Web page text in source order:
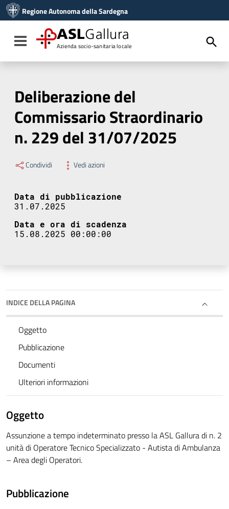
Vai al menu di navigazione
Vai al footer
Regione Autonoma della Sardegna
Toggle navigation
ASLGallura
Azienda socio-sanitaria locale
Deliberazione del
Commissario Straordinario
n. 229 del 31/07/2025
Condividi Vedi azioni
Data di pubblicazione
31.07.2025
Data e ora di scadenza
15.08.2025 00:00:00
INDICE DELLA PAGINA
Oggetto
Pubblicazione
Documenti
Ulteriori informazioni
Oggetto
Assunzione a tempo indeterminato presso la ASL Gallura di n. 2
unità di Operatore Tecnico Specializzato - Autista di Ambulanza
– Area degli Operatori.
Pubblicazione